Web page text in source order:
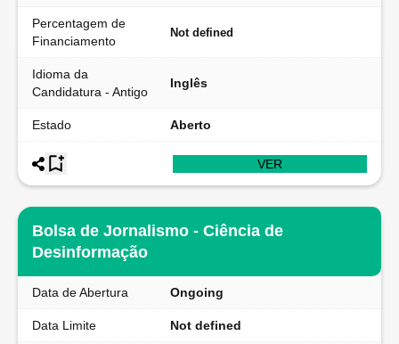
Percentagem de
Financiamento
Not defined
Idioma da
Candidatura - Antigo
Inglês
Estado Aberto
VER
Bolsa de Jornalismo - Ciência de
Desinformação
Data de Abertura Ongoing
Data Limite Not defined